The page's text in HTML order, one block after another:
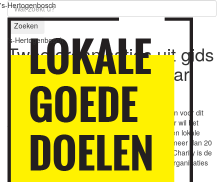
's-Hertogenbosch
's-Hertogenbosch
Zoeken
Twee organisaties uit gids
geadopteerd16 februari
2022
Twee organisaties uit de Lokale Goededoelengids zijn voor dit
jaar geadopteerd door BrandLoyalty. Op deze manier wil het
bedrijf iets teruggeven aan de lokale gemeenschap en lokale
goede doelen. Het Bossche bedrijf heeft wereldwijd meer dan 20
kantoren met het hoofdkantoor in Den Bosch.
BrandCharity is de
afdeling die de samenwerkingen met goede doelenorganisaties
aangaat.